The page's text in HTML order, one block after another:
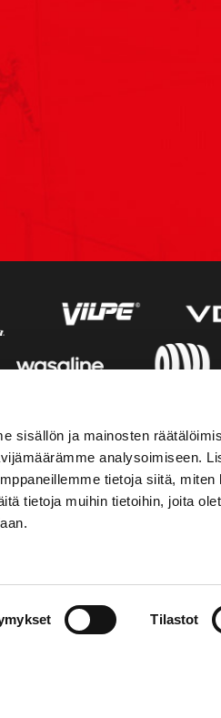
sisällön ja mainosten
analysoimiseen.
tietoja siitä,
tietoja muihin tietoihin, joita
Tilastot